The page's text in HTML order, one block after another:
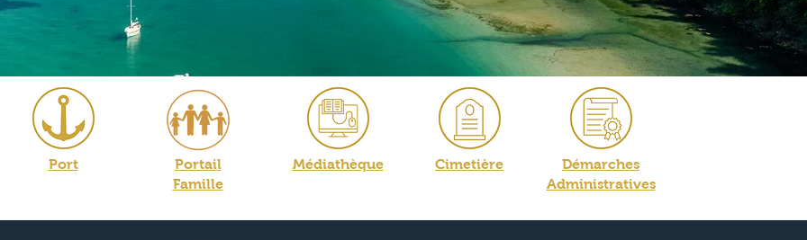
Port
Portail
Famille
Médiathèque Cimetière
Démarches
Administratives